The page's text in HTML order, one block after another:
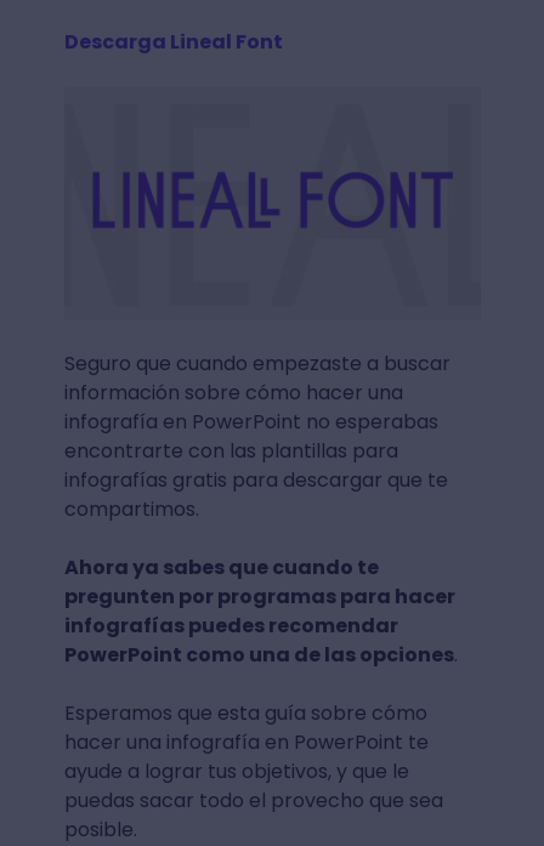
Descarga Lineal Font
Seguro que cuando empezaste a buscar
información sobre cómo hacer una
infografía en PowerPoint no esperabas
encontrarte con las plantillas para
infografías gratis para descargar que te
compartimos.
Ahora ya sabes que cuando te
pregunten por programas para hacer
infografías puedes recomendar
PowerPoint como una de las opciones.
Esperamos que esta guía sobre cómo
hacer una infografía en PowerPoint te
ayude a lograr tus objetivos, y que le
puedas sacar todo el provecho que sea
posible.